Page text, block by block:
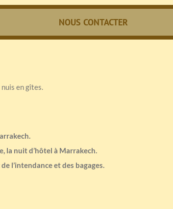
NOUS CONTACTER
en gîtes.
la nuit d’hôtel à Marrakech.
l’intendance et des bagages.